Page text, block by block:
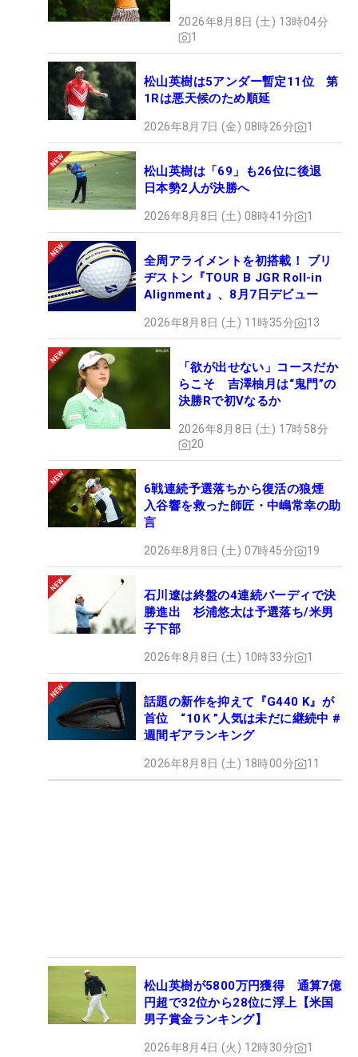
2026年8月8日 (土) 13時04分
1
松山英樹は5アンダー暫定11位 第
1Rは悪天候のため順延
2026年8月7日 (金) 08時26分 1
松山英樹は「69」も26位に後退
日本勢2人が決勝へ
2026年8月8日 (土) 08時41分 1
全周アライメントを初搭載！ ブリ
ヂストン『TOUR B JGR Roll-in
Alignment』、8月7日デビュー
2026年8月8日 (土) 11時35分 13
「欲が出せない」コースだか
らこそ 吉澤柚月は“鬼門”の
決勝Rで初Vなるか
2026年8月8日 (土) 17時58分
20
6戦連続予選落ちから復活の狼煙
入谷響を救った師匠・中嶋常幸の助
言
2026年8月8日 (土) 07時45分 19
石川遼は終盤の4連続バーディで決
勝進出 杉浦悠太は予選落ち/米男
子下部
2026年8月8日 (土) 10時33分 1
話題の新作を抑えて『G440 K』が
首位 “10Ｋ”人気は未だに継続中 #
週間ギアランキング
2026年8月8日 (土) 18時00分 11
松山英樹が5800万円獲得 通算7億
円超で32位から28位に浮上【米国
男子賞金ランキング】
2026年8月4日 (火) 12時30分 1